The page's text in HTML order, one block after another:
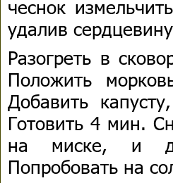
чеснок
удалив
Разогреть в
Положить
Добавить
Готовить 4 мин.
на миске, и
Попробовать на